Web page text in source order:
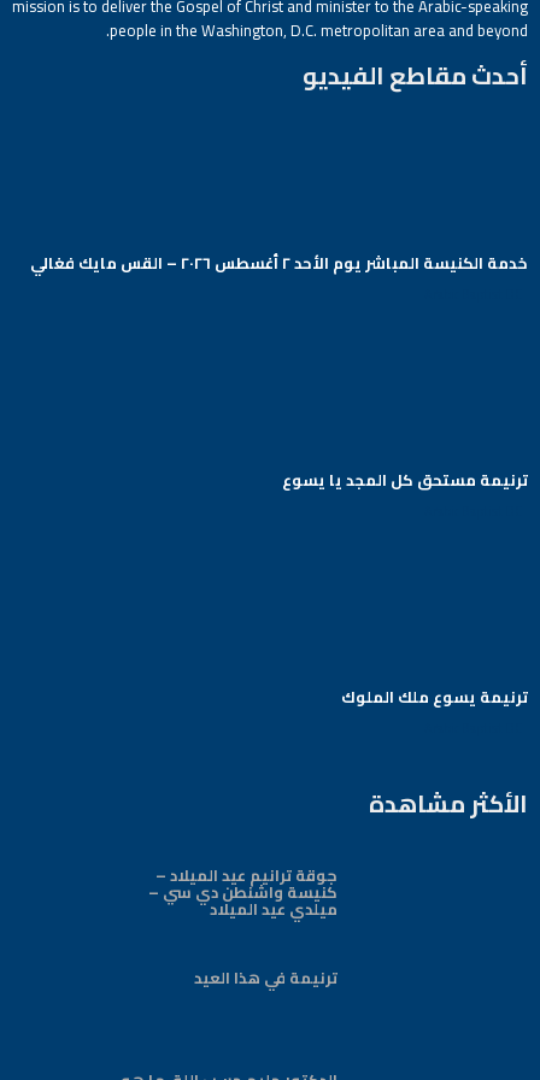
mission is to deliver the Gospel of Christ and minister to the Arabic-speaking
people in the Washington, D.C. metropolitan area and beyond.
أحدث مقاطع الفيديو
خدمة الكنيسة المباشر يوم الأحد ٢ أغسطس ٢٠٢٦ – القس مايك فغالي
ترنيمة مستحق كل المجد يا يسوع
ترنيمة يسوع ملك الملوك
الأكثر مشاهدة
جوقة ترانيم عيد الميلاد –
كنيسة واشنطن دي سي –
ميلدي عيد الميلاد
ترنيمة في هذا العيد